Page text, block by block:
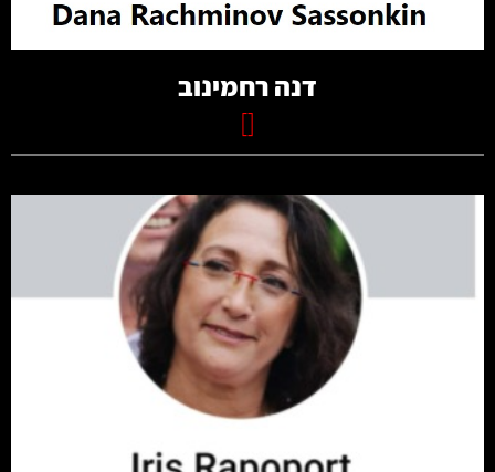
דנה רחמינוב
[]